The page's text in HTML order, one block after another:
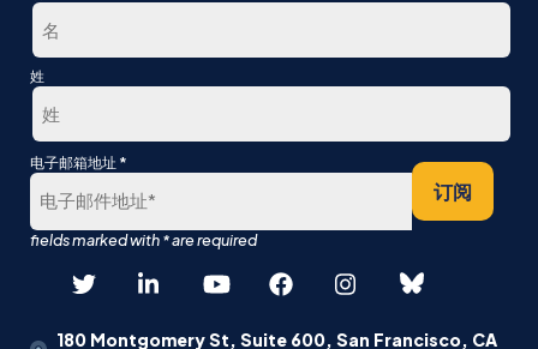
第
姓
最
后
电子邮箱地址 *
订阅
180 Montgomery St, Suite 600, San Francisco, CA